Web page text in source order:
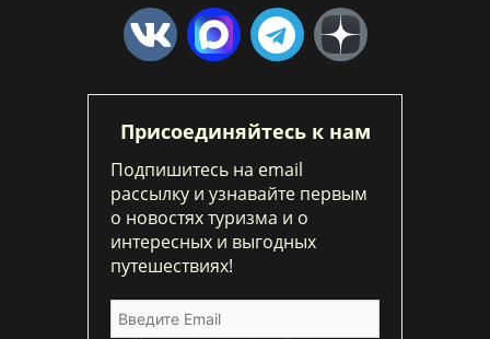
Присоединяйтесь к нам
Подпишитесь на email
рассылку и узнавайте первым
о новостях туризма и о
интересных и выгодных
путешествиях!